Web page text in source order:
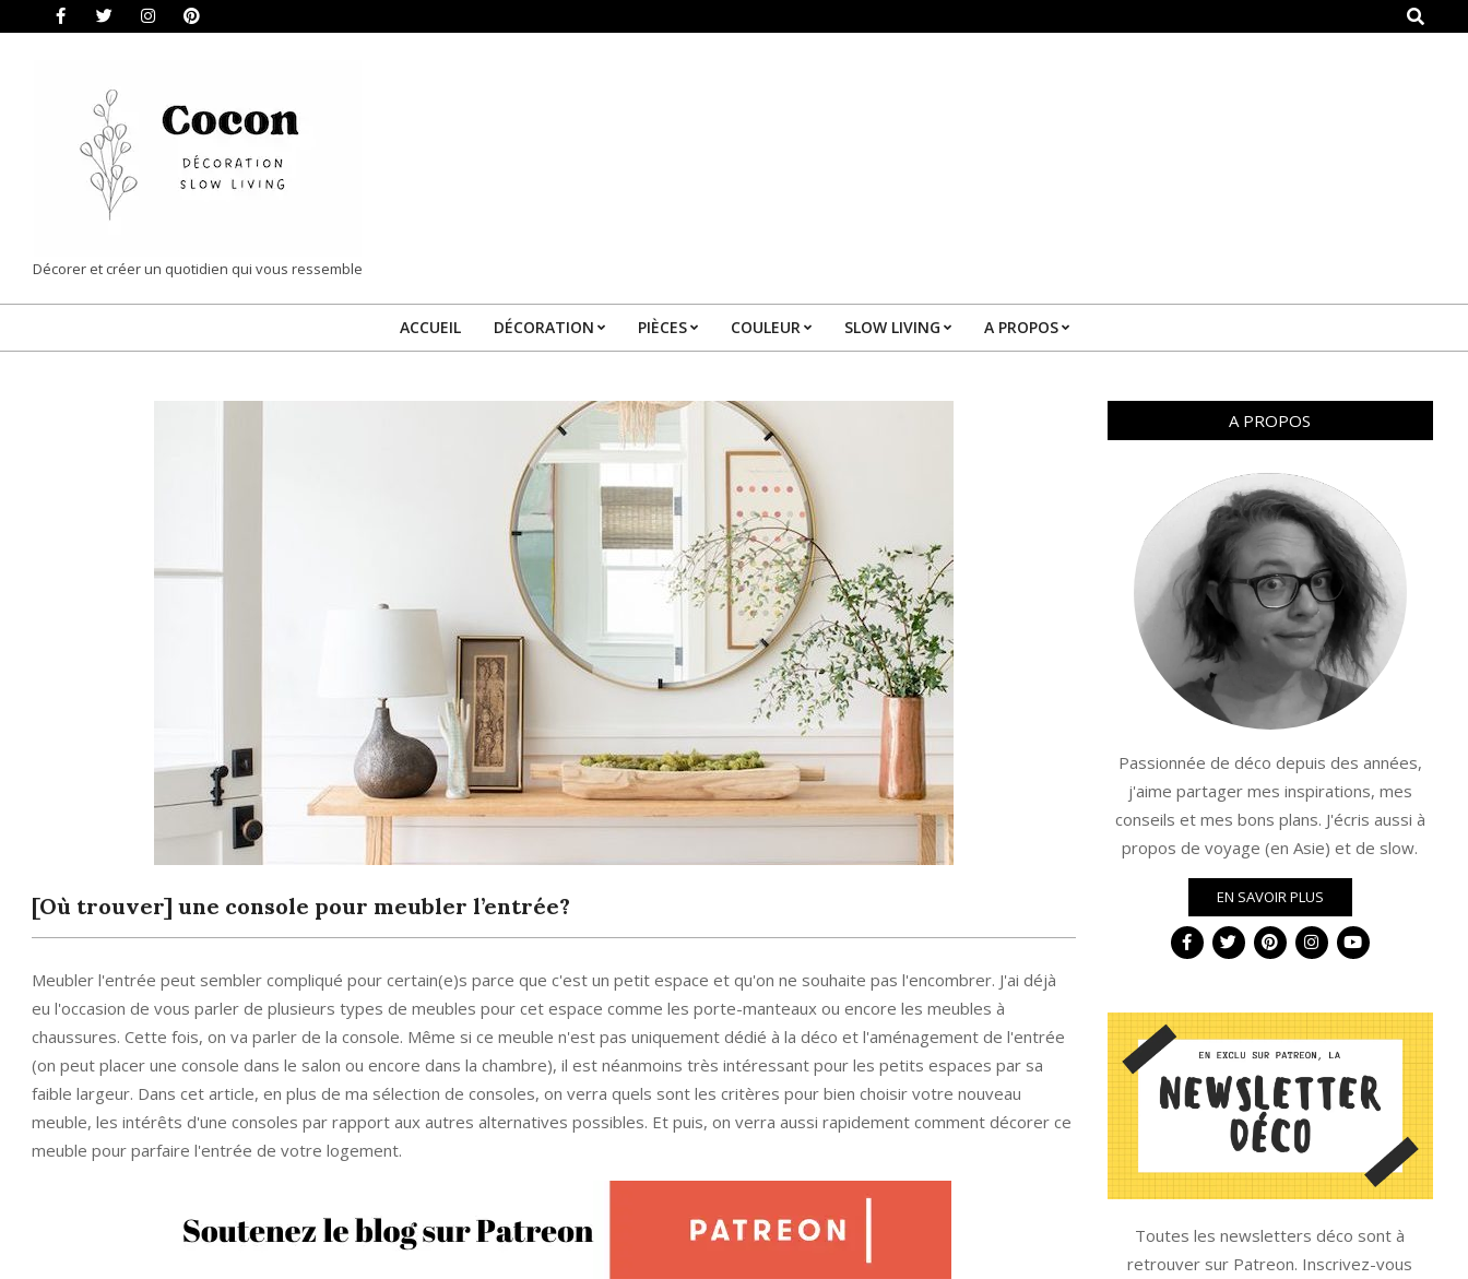
Search
COCON
|
DÉCORATION
Décorer et créer un quotidien qui vous ressemble
Primary
Menu
ACCUEIL DÉCORATION PIÈCES COULEUR SLOW LIVING A PROPOS
[Où trouver] une console pour meubler l’entrée?
Meubler l'entrée peut sembler compliqué pour certain(e)s parce que c'est un petit espace et qu'on ne souhaite pas l'encombrer. J'ai déjà
eu l'occasion de vous parler de plusieurs types de meubles pour cet espace comme les porte-manteaux ou encore les meubles à
chaussures. Cette fois, on va parler de la console. Même si ce meuble n'est pas uniquement dédié à la déco et l'aménagement de l'entrée
(on peut placer une console dans le salon ou encore dans la chambre), il est néanmoins très intéressant pour les petits espaces par sa
faible largeur. Dans cet article, en plus de ma sélection de consoles, on verra quels sont les critères pour bien choisir votre nouveau
meuble, les intérêts d'une consoles par rapport aux autres alternatives possibles. Et puis, on verra aussi rapidement comment décorer ce
meuble pour parfaire l'entrée de votre logement.
A PROPOS
Passionnée de déco depuis des années,
j'aime partager mes inspirations, mes
conseils et mes bons plans. J'écris aussi à
propos de voyage (en Asie) et de slow.
EN SAVOIR PLUS
Toutes les newsletters déco sont à
retrouver sur Patreon. Inscrivez-vous